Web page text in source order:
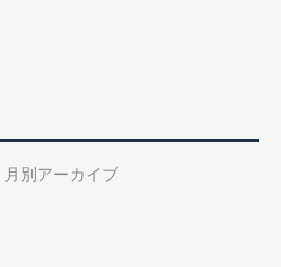
月別アーカイブ